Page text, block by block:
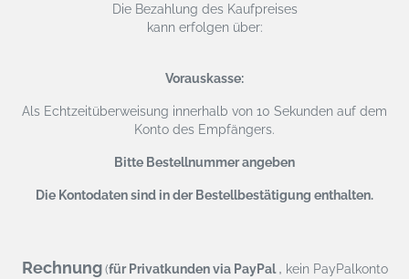
Die Bezahlung des Kaufpreises
kann erfolgen über:
Vorauskasse:
Als Echtzeitüberweisung innerhalb von 10 Sekunden auf dem
Konto des Empfängers.
Bitte Bestellnummer angeben
Die Kontodaten sind in der Bestellbestätigung enthalten.
Rechnung (für Privatkunden via PayPal, kein PayPalkonto